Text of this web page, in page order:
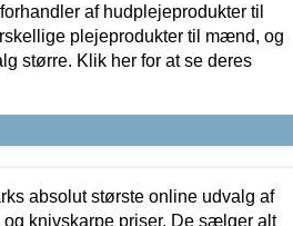
af hudplejeprodukter til
plejeprodukter til mænd, og
større. Klik her for at se deres
absolut største online udvalg af
knivskarpe priser. De sælger alt